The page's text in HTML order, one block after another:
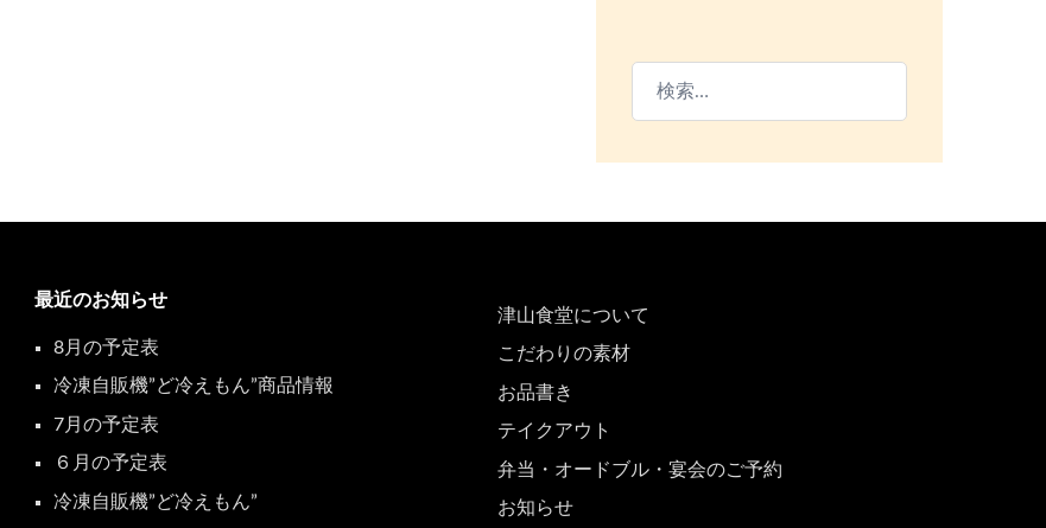
最近のお知らせ
8月の予定表
冷凍自販機”ど冷えもん”商品情報
7月の予定表
６月の予定表
冷凍自販機”ど冷えもん”
津山食堂について
こだわりの素材
お品書き
テイクアウト
弁当・オードブル・宴会のご予約
お知らせ